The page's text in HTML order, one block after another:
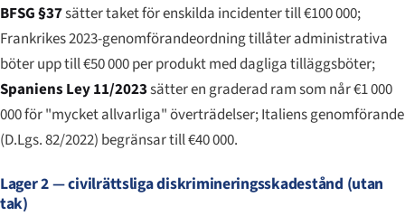
BFSG §37sätter taket för enskilda incidenter till €100 000;
Frankrikes 2023-genomförandeordning tillåter administrativa
böter upp till €50 000 per produkt med dagliga tilläggsböter;
Spaniens Ley 11/2023sätter en graderad ram som når €1 000
000 för "mycket allvarliga" överträdelser; Italiens genomförande
(D.Lgs. 82/2022) begränsar till €40 000.
Lager 2 — civilrättsliga diskrimineringsskadestånd (utan
tak)